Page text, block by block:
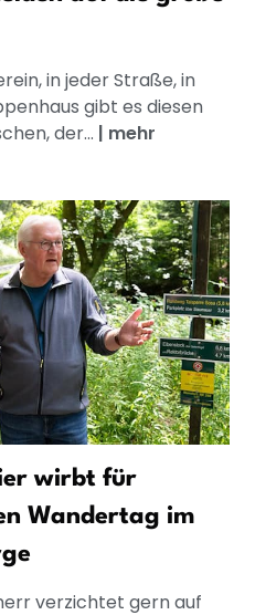
in jeder Straße, in
gibt es diesen
der... | mehr
wirbt für
Wandertag im
verzichtet gern auf